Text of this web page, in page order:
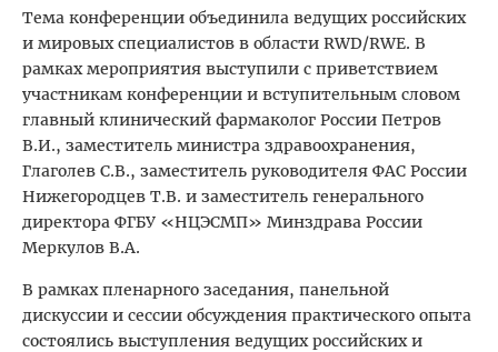
Тема конференции объединила ведущих российских
и мировых специалистов в области RWD/RWE. В
рамках мероприятия выступили с приветствием
участникам конференции и вступительным словом
главный клинический фармаколог России Петров
В.И., заместитель министра здравоохранения,
Глаголев С.В., заместитель руководителя ФАС России
Нижегородцев Т.В. и заместитель генерального
директора ФГБУ «НЦЭСМП» Минздрава России
Меркулов В.А.
В рамках пленарного заседания, панельной
дискуссии и сессии обсуждения практического опыта
состоялись выступления ведущих российских и